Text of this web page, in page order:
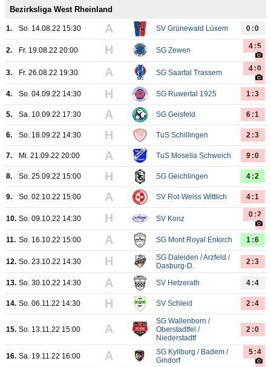
Bezirksliga West Rheinland
1. So. 14.08.22 15:30 A SV Grünewald Lüxem 0:0
2. Fr. 19.08.22 20:00 H SG Zewen 4:5
3. Fr. 26.08.22 19:30 A SG Saartal Trassem 4:0
4. So. 04.09.22 14:30 H SG Ruwertal 1925 1:3
5. Sa. 10.09.22 17:30 A SG Geisfeld 6:1
6. So. 18.09.22 14:30 H TuS Schillingen 2:3
7. Mi. 21.09.22 20:00 A TuS Mosella Schweich 9:0
8. So. 25.09.22 15:00 H SG Geichlingen 4:2
9. So. 02.10.22 15:00 A SV Rot-Weiss Wittlich 4:1
10. So. 09.10.22 14:30 H SV Konz 0:2
11. So. 16.10.22 15:00 A SG Mont Royal Enkirch 1:6
12. So. 23.10.22 14:30 H
SG Daleiden / Arzfeld /
Dasburg-D.
2:3
13. So. 30.10.22 14:30 A SV Hetzerath 4:4
14. So. 06.11.22 14:30 H SV Schleid 2:4
15. So. 13.11.22 15:00 A
SG Wallenborn /
Oberstadtfel /
Niederstadtf
2:0
16. Sa. 19.11.22 16:00 A
SG Kyllburg / Badem /
Gindorf
5:4